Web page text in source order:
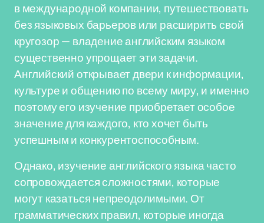
в международной компании, путешествовать
без языковых барьеров или расширить свой
кругозор — владение английским языком
существенно упрощает эти задачи.
Английский открывает двери к информации,
культуре и общению по всему миру, и именно
поэтому его изучение приобретает особое
значение для каждого, кто хочет быть
успешным и конкурентоспособным.
Однако, изучение английского языка часто
сопровождается сложностями, которые
могут казаться непреодолимыми. От
грамматических правил, которые иногда